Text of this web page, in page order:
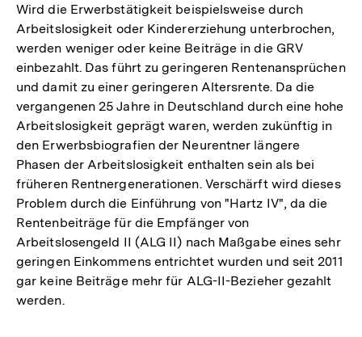
Wird die Erwerbstätigkeit beispielsweise durch
Arbeitslosigkeit oder Kindererziehung unterbrochen,
werden weniger oder keine Beiträge in die GRV
einbezahlt. Das führt zu geringeren Rentenansprüchen
und damit zu einer geringeren Altersrente. Da die
vergangenen 25 Jahre in Deutschland durch eine hohe
Arbeitslosigkeit geprägt waren, werden zukünftig in
den Erwerbsbiografien der Neurentner längere
Phasen der Arbeitslosigkeit enthalten sein als bei
früheren Rentnergenerationen. Verschärft wird dieses
Problem durch die Einführung von "Hartz IV", da die
Rentenbeiträge für die Empfänger von
Arbeitslosengeld II (ALG II) nach Maßgabe eines sehr
geringen Einkommens entrichtet wurden und seit 2011
gar keine Beiträge mehr für ALG-II-Bezieher gezahlt
werden.